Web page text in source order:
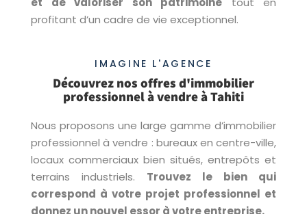
profitant d’un cadre de vie exceptionnel.
IMAGINE L'AGENCE
Découvrez nos offres d'immobilier
professionnel à vendre à Tahiti
Nous proposons une large gamme d’immobilier
professionnel à vendre : bureaux en centre-ville,
locaux commerciaux bien situés, entrepôts et
terrains industriels. Trouvez le bien qui
correspond à votre projet professionnel et
donnez un nouvel essor à votre entreprise.